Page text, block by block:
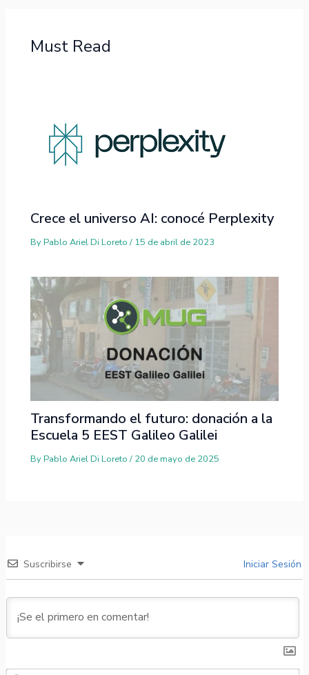
Must Read
Crece el universo AI: conocé Perplexity
ByPablo Ariel Di Loreto/ 15 de abril de 2023
Transformando el futuro: donación a la
Escuela 5 EEST Galileo Galilei
ByPablo Ariel Di Loreto/ 20 de mayo de 2025
Suscribirse Iniciar Sesión